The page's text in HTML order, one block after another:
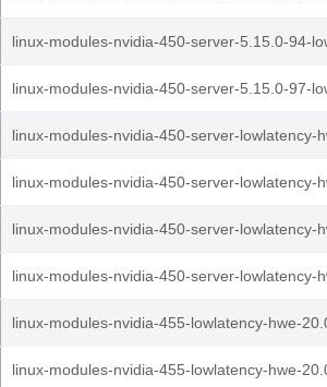
linux-modules-nvidia-450-server-5.15.0-94-
linux-modules-nvidia-450-server-5.15.0-97-
linux-modules-nvidia-450-server-lowlatency-
linux-modules-nvidia-450-server-lowlatency-
linux-modules-nvidia-450-server-lowlatency-
linux-modules-nvidia-450-server-lowlatency-
linux-modules-nvidia-455-lowlatency-hwe-
linux-modules-nvidia-455-lowlatency-hwe-